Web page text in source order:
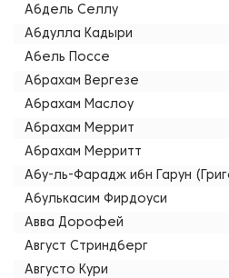
Абдель Селлу
Абдулла Кадыри
Абель Поссе
Абрахам Вергезе
Абрахам Маслоу
Абрахам Меррит
Абрахам Мерритт
Абу-ль-Фарадж ибн Гарун
Абулькасим Фирдоуси
Авва Дорофей
Август Стриндберг
Августо Кури